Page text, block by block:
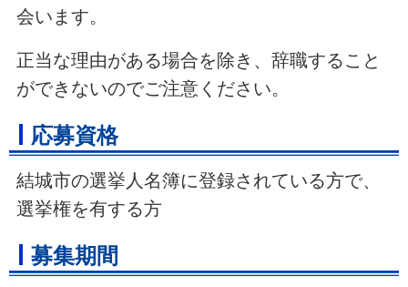
会います。
正当な理由がある場合を除き、辞職すること
ができないのでご注意ください。
応募資格
結城市の選挙人名簿に登録されている方で、
選挙権を有する方
募集期間